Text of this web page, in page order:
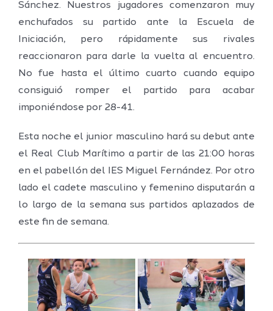
Sánchez. Nuestros jugadores comenzaron muy
enchufados su partido ante la Escuela de
Iniciación, pero rápidamente sus rivales
reaccionaron para darle la vuelta al encuentro.
No fue hasta el último cuarto cuando equipo
consiguió romper el partido para acabar
imponiéndose por 28-41.
Esta noche el junior masculino hará su debut ante
el Real Club Marítimo a partir de las 21:00 horas
en el pabellón del IES Miguel Fernández. Por otro
lado el cadete masculino y femenino disputarán a
lo largo de la semana sus partidos aplazados de
este fin de semana.